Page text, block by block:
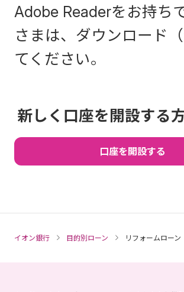
Adobe Readerをお持ち
さまは、ダウンロード
てください。
新しく口座を開設する
口座を開設する
イオン銀行 目的別ローン リフォームローン